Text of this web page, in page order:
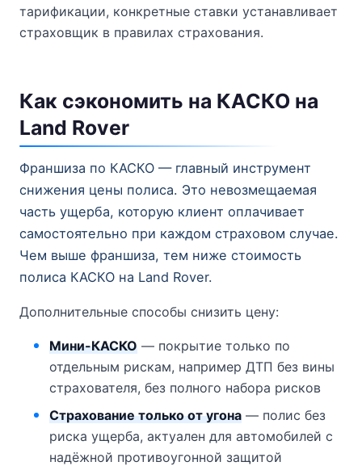
тарификации, конкретные ставки устанавливает
страховщик в правилах страхования.
Как сэкономить на КАСКО на
Land Rover
Франшиза по КАСКО — главный инструмент
снижения цены полиса. Это невозмещаемая
часть ущерба, которую клиент оплачивает
самостоятельно при каждом страховом случае.
Чем выше франшиза, тем ниже стоимость
полиса КАСКО на Land Rover.
Дополнительные способы снизить цену:
Мини-КАСКО— покрытие только по
отдельным рискам, например ДТП без вины
страхователя, без полного набора рисков
Страхование только от угона— полис без
риска ущерба, актуален для автомобилей с
надёжной противоугонной защитой